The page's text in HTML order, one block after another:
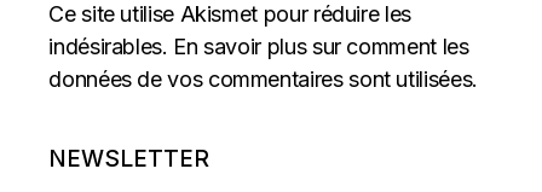
Ce site utilise Akismet pour réduire les
indésirables. En savoir plus sur comment les
données de vos commentaires sont utilisées.
NEWSLETTER